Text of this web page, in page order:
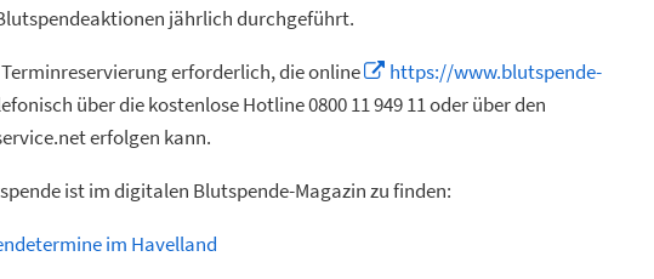
jährlich durchgeführt.
erforderlich, die online
https://www.blutspende-
über die kostenlose Hotline 0800 11 949 11 oder über den
erfolgen kann.
ist im digitalen Blutspende-Magazin zu finden:
im Havelland